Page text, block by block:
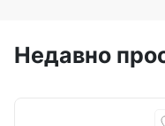
Недавно